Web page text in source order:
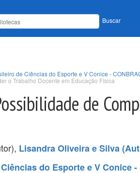
Buscar
de Ciências do Esporte e V Conice -
o Trabalho Docente em Educação Física
de
Lisandra Oliveira e Silva
do Esporte e V Conice -